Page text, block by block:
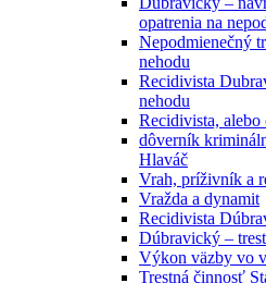
opatrenia na
Nepodmienečný
nehodu
Recidivista
nehodu
Recidivista,
dôverník
Hlaváč
Vrah, príživník a
Vražda a dynamit
Recidivista
Dúbravický – trest
Výkon väzby vo
Trestná činnosť